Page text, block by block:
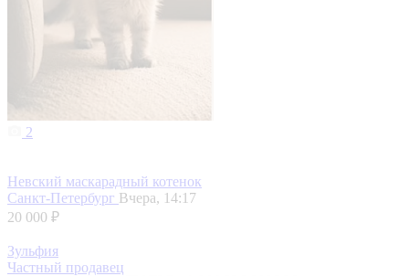
2
Невский маскарадный котенок
Санкт-Петербург Вчера, 14:17
20 000 ₽
Зульфия
Частный продавец